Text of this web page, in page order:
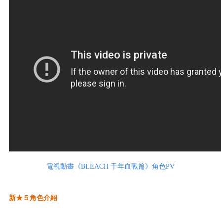
電視動畫《BLEACH 千年血戰篇》角色PV
新★５角色介紹